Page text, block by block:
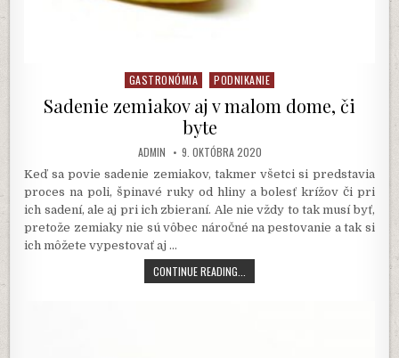
Posted
GASTRONÓMIA PODNIKANIE
Sadenie zemiakov aj v malom dome, či
byte
AUTHOR:
ADMIN PUBLISHED
DATE:
9. OKTÓBRA 2020
Keď sa povie sadenie zemiakov, takmer všetci si predstavia
proces na poli, špinavé ruky od hliny a bolesť krížov či pri
ich sadení, ale aj pri ich zbieraní. Ale nie vždy to tak musí byť,
pretože zemiaky nie sú vôbec náročné na pestovanie a tak si
ich môžete vypestovať aj …
CONTINUE READING...
ZEMIAKOV